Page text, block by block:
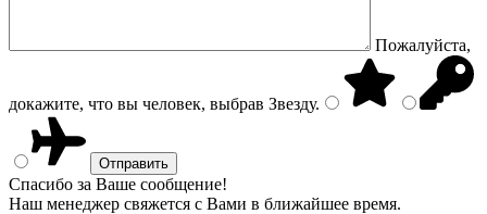
Пожалуйста,
докажите, что вы человек, выбрав Звезду.
Спасибо за Ваше сообщение!
Наш менеджер свяжется с Вами в ближайшее время.